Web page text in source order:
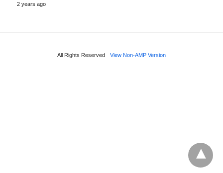
2 years ago
All Rights Reserved View Non-AMP Version